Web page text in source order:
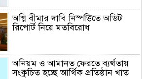
অগ্নি বীমার দাবি নিষ্পত্তিতে অডিট
রিপোর্ট নিয়ে মতবিরোধ
অনিয়ম ও আমানত ফেরতে ব্যর্থতায়
সংকুচিত হচ্ছে আর্থিক প্রতিষ্ঠান খাত